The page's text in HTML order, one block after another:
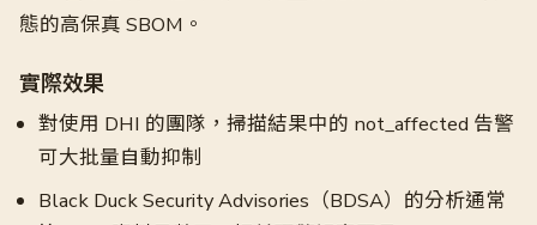
態的高保真 SBOM。
實際效果
對使用 DHI 的團隊，掃描結果中的 not_affected 告警
可大批量自動抑制
Black Duck Security Advisories（BDSA）的分析通常